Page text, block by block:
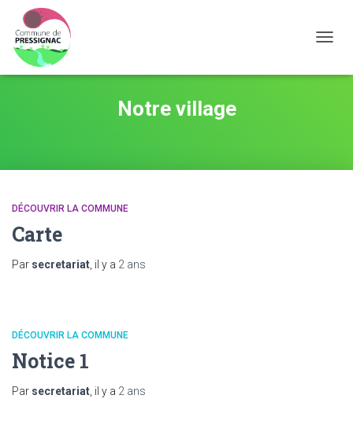
Notre village
DÉCOUVRIR LA COMMUNE
Carte
Par secretariat , il y a 2 ans
DÉCOUVRIR LA COMMUNE
Notice 1
Par secretariat , il y a 2 ans